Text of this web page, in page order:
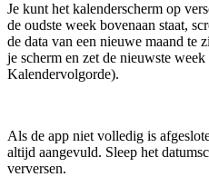
Je kunt het kalenderscherm op
de oudste week bovenaan staat,
de data van een nieuwe maand te
je scherm en zet de nieuwste
Kalendervolgorde).
Als de app niet volledig is
altijd aangevuld. Sleep het
verversen.